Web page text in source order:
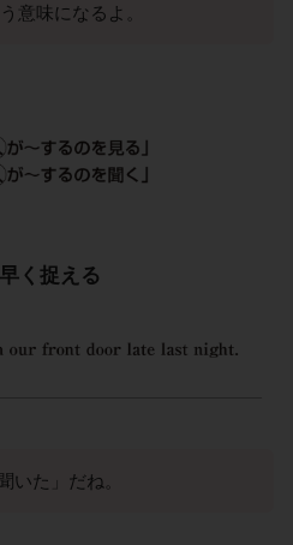
意味になるよ。
く捉える
いた」だね。